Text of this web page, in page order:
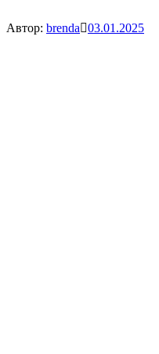
Автор: brenda 03.01.2025